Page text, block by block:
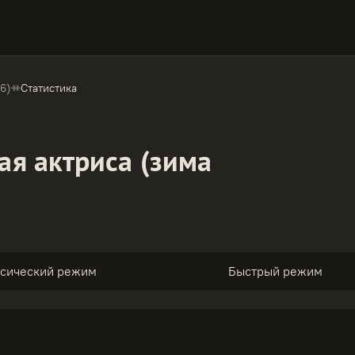
Статистика
актриса (зима
режим Быстрый режим